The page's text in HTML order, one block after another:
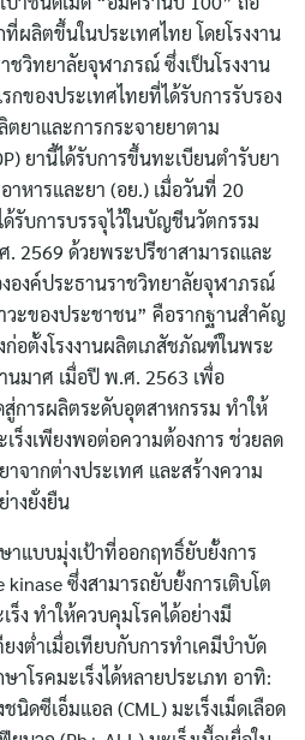
ที่ผลิตขึ้นในประเทศไทย โดยโรงงาน
วิทยาลัยจุฬาภรณ์ ซึ่งเป็นโรงงาน
กของประเทศไทยที่ได้รับการรับรอง
ยาและการกระจายยาตาม
ยานี้ได้รับการขึ้นทะเบียนตำรับยา
หารและยา (อย.) เมื่อวันที่ 20
บการบรรจุไว้ในบัญชีนวัตกรรม
2569 ด้วยพระปรีชาสามารถและ
องค์ประธานราชวิทยาลัยจุฬาภรณ์
ะของประชาชน” คือรากฐานสำคัญ
อตั้งโรงงานผลิตเภสัชภัณฑ์ในพระ
มาศ เมื่อปี พ.ศ. 2563 เพื่อ
การผลิตระดับอุตสาหกรรม ทำให้
ร็งเพียงพอต่อความต้องการ ช่วยลด
าจากต่างประเทศ และสร้างความ
างยั่งยืน
าแบบมุ่งเป้าที่ออกฤทธิ์ยับยั้งการ
ซึ่งสามารถยับยั้งการเติบโต
ร็ง ทำให้ควบคุมโรคได้อย่างมี
งต่ำเมื่อเทียบกับการทำเคมีบำบัด
าโรคมะเร็งได้หลายประเภท อาทิ:
ชนิดซีเอ็มแอล (CML) มะเร็งเม็ดเลือด